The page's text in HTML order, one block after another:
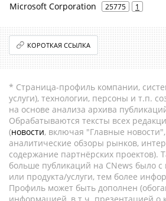
Microsoft Corporation 25775 1
КОРОТКАЯ ССЫЛКА
* Страница-профиль компании,
услуги), технологии, персоны и т.п.
на основе анализа архива
Обрабатываются тексты всех
(новости, включая "Главные новости",
аналитические обзоры рынков,
содержание партнёрских проектов).
больше публикаций на CNews было
или продукта/услуги, тем более
Профиль может быть дополнен